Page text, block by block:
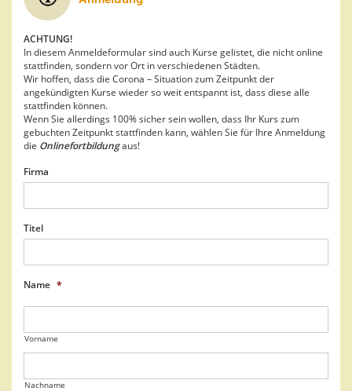
ACHTUNG!
In diesem Anmeldeformular sind auch Kurse gelistet, die nicht online
stattfinden, sondern vor Ort in verschiedenen Städten.
Wir hoffen, dass die Corona – Situation zum Zeitpunkt der
angekündigten Kurse wieder so weit entspannt ist, dass diese alle
stattfinden können.
Wenn Sie allerdings 100% sicher sein wollen, dass Ihr Kurs zum
gebuchten Zeitpunkt stattfinden kann, wählen Sie für Ihre Anmeldung
die Onlinefortbildungaus!
Firma
Titel
Name *
Vorname
Nachname